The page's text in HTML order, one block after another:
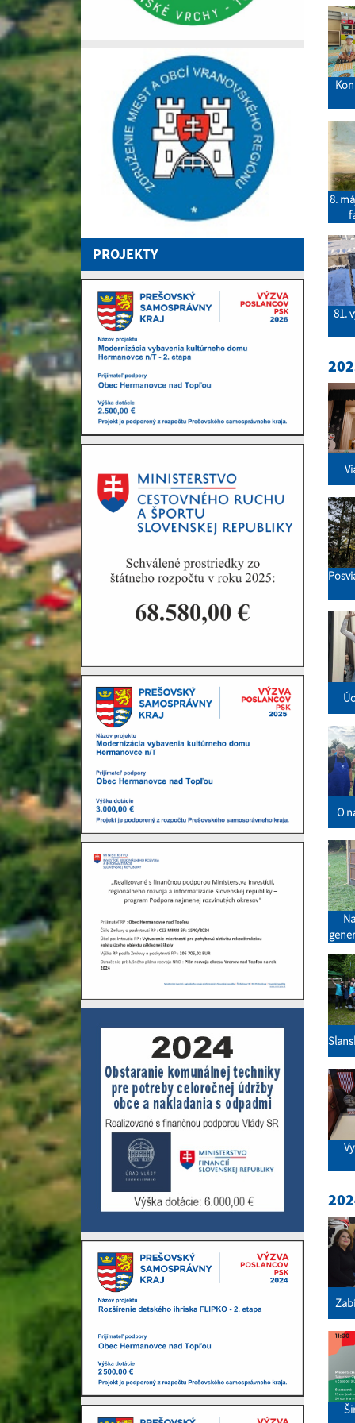
PROJEKTY
8.
81.
O